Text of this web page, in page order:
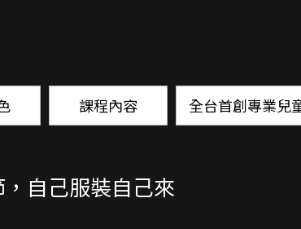
課程內容 全台首創專業兒
自己服裝自己來